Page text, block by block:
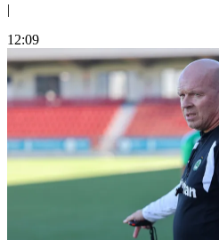
|
12:09